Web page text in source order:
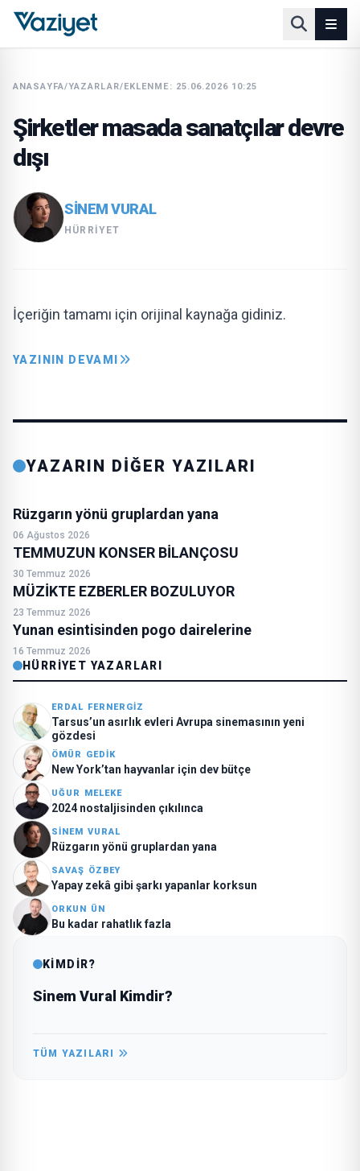
ANASAYFA/YAZARLAR/EKLENME: 25.06.2026 10:25
Şirketler masada sanatçılar devre
dışı
SINEM VURAL
HÜRRIYET
İçeriğin tamamı için orijinal kaynağa gidiniz.
YAZININ DEVAMI
YAZARIN DİĞER YAZILARI
Rüzgarın yönü gruplardan yana
06 Ağustos 2026
TEMMUZUN KONSER BİLANÇOSU
30 Temmuz 2026
MÜZİKTE EZBERLER BOZULUYOR
23 Temmuz 2026
Yunan esintisinden pogo dairelerine
16 Temmuz 2026
HÜRRIYET YAZARLARI
ERDAL FERNERGIZ
Tarsus’un asırlık evleri Avrupa sinemasının yeni
gözdesi
ÖMÜR GEDİK
New York’tan hayvanlar için dev bütçe
UĞUR MELEKE
2024 nostaljisinden çıkılınca
SINEM VURAL
Rüzgarın yönü gruplardan yana
SAVAŞ ÖZBEY
Yapay zekâ gibi şarkı yapanlar korksun
ORKUN ÜN
Bu kadar rahatlık fazla
KİMDİR?
Sinem Vural Kimdir?
TÜM YAZILARI